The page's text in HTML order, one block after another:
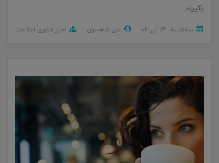
بگیرند.
ﺳﻪشنبه، 24 تير 04 علی شاهسون اخبار فناوری اطلاعات